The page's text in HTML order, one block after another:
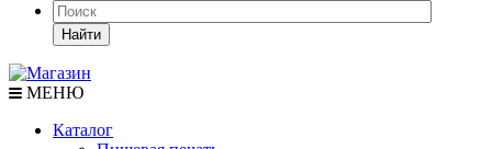
Найти
МЕНЮ
Каталог